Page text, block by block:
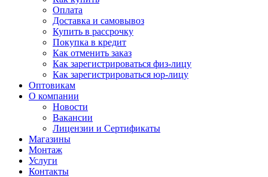
Оплата
Доставка и самовывоз
Купить в рассрочку
Покупка в кредит
Как отменить заказ
Как зарегистрироваться физ-лицу
Как зарегистрироваться юр-лицу
Оптовикам
О компании
Новости
Вакансии
Лицензии и Сертификаты
Магазины
Монтаж
Услуги
Контакты